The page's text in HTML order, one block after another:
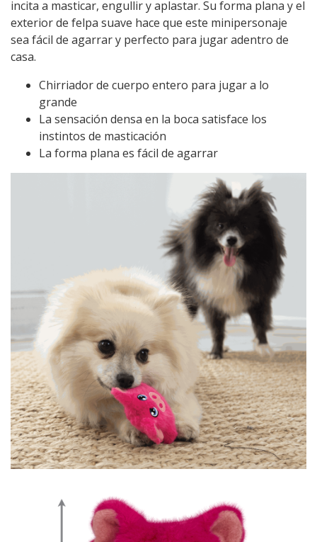
incita a masticar, engullir y aplastar. Su forma plana y el
exterior de felpa suave hace que este minipersonaje
sea fácil de agarrar y perfecto para jugar adentro de
casa.
Chirriador de cuerpo entero para jugar a lo
grande
La sensación densa en la boca satisface los
instintos de masticación
La forma plana es fácil de agarrar